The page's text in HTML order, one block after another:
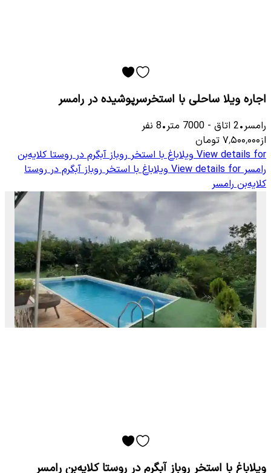
اجاره ویلا ساحلی با استخرسرپوشیده در رامسر
رامسر•
2 اتاق -
7000 متر•
8 نفر
از۷٬۵۰۰٬۰۰۰ تومان
View details for ویلاباغ با استخر روباز آبگرم در روستا کلایه‌بن
رامسرView details for ویلاباغ با استخر روباز آبگرم در روستا
کلایه‌بن رامسر
ویلاباغ با استخر روباز آبگرم در روستا کلایه‌بن رامسر